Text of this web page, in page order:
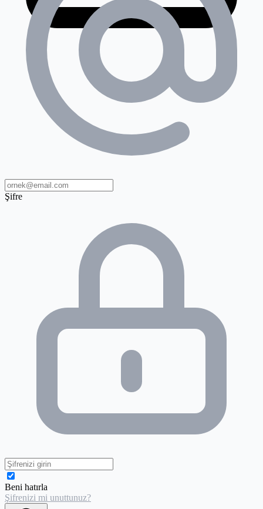
Şifre
Beni hatırla
Şifrenizi mi unuttunuz?